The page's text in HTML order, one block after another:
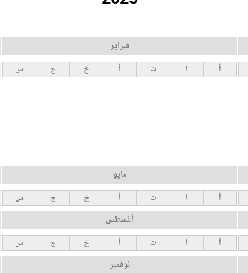
فبراير
أ ا ث أ خ ج س
مايو
أ ا ث أ خ ج س
أغسطس
أ ا ث أ خ ج س
نوفمبر